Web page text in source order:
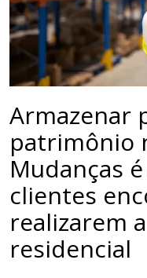
Armazenar
patrimônio
Mudanças
clientes
realizarem
residencial